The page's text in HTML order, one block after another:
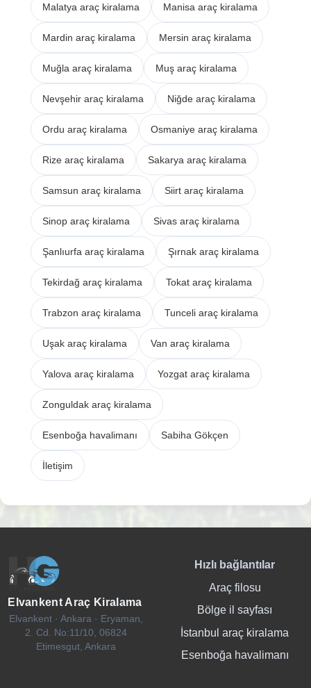
Malatya araç kiralama Manisa araç kiralama
Mardin araç kiralama Mersin araç kiralama
Muğla araç kiralama Muş araç kiralama
Nevşehir araç kiralama Niğde araç kiralama
Ordu araç kiralama Osmaniye araç kiralama
Rize araç kiralama Sakarya araç kiralama
Samsun araç kiralama Siirt araç kiralama
Sinop araç kiralama Sivas araç kiralama
Şanlıurfa araç kiralama Şırnak araç kiralama
Tekirdağ araç kiralama Tokat araç kiralama
Trabzon araç kiralama Tunceli araç kiralama
Uşak araç kiralama Van araç kiralama
Yalova araç kiralama Yozgat araç kiralama
Zonguldak araç kiralama
Esenboğa havalimanı Sabiha Gökçen
İletişim
Elvankent Araç Kiralama
Elvankent · Ankara · Eryaman,
2. Cd. No:11/10, 06824
Etimesgut, Ankara
Hızlı bağlantılar
Araç filosu
Bölge il sayfası
İstanbul araç kiralama
Esenboğa havalimanı